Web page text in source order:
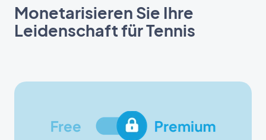
Monetarisieren Sie Ihre
Leidenschaft für Tennis